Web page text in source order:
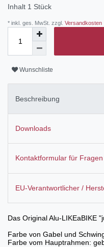
Inhalt 1 Stück
* inkl. ges. MwSt. zzgl. Versandkosten
Wunschliste
Beschreibung
Downloads
Kontaktformular für
EU-Verantwortlicher /
Das Original Alu-LIKEaBIKE
Farbe von Gabel und
Farbe vom Hauptrahmen: